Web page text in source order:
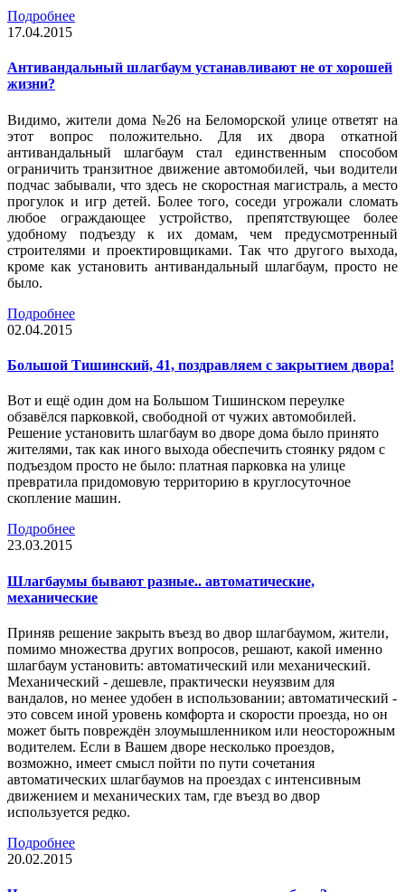
Подробнее
17.04.2015
Антивандальный шлагбаум устанавливают не от хорошей
жизни?
Видимо, жители дома №26 на Беломорской улице ответят на
этот вопрос положительно. Для их двора откатной
антивандальный шлагбаум стал единственным способом
ограничить транзитное движение автомобилей, чьи водители
подчас забывали, что здесь не скоростная магистраль, а место
прогулок и игр детей. Более того, соседи угрожали сломать
любое ограждающее устройство, препятствующее более
удобному подъезду к их домам, чем предусмотренный
строителями и проектировщиками. Так что другого выхода,
кроме как установить антивандальный шлагбаум, просто не
было.
Подробнее
02.04.2015
Большой Тишинский, 41, поздравляем с закрытием двора!
Вот и ещё один дом на Большом Тишинском переулке
обзавёлся парковкой, свободной от чужих автомобилей.
Решение установить шлагбаум во дворе дома было принято
жителями, так как иного выхода обеспечить стоянку рядом с
подъездом просто не было: платная парковка на улице
превратила придомовую территорию в круглосуточное
скопление машин.
Подробнее
23.03.2015
Шлагбаумы бывают разные.. автоматические,
механические
Приняв решение закрыть въезд во двор шлагбаумом, жители,
помимо множества других вопросов, решают, какой именно
шлагбаум установить: автоматический или механический.
Механический - дешевле, практически неуязвим для
вандалов, но менее удобен в использовании; автоматический -
это совсем иной уровень комфорта и скорости проезда, но он
может быть повреждён злоумышленником или неосторожным
водителем. Если в Вашем дворе несколько проездов,
возможно, имеет смысл пойти по пути сочетания
автоматических шлагбаумов на проездах с интенсивным
движением и механических там, где въезд во двор
используется редко.
Подробнее
20.02.2015